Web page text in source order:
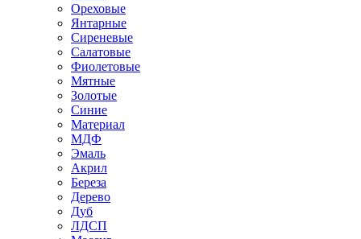
Ореховые
Янтарные
Сиреневые
Салатовые
Фиолетовые
Мятные
Золотые
Синие
Материал
МДФ
Эмаль
Акрил
Береза
Дерево
Дуб
ЛДСП